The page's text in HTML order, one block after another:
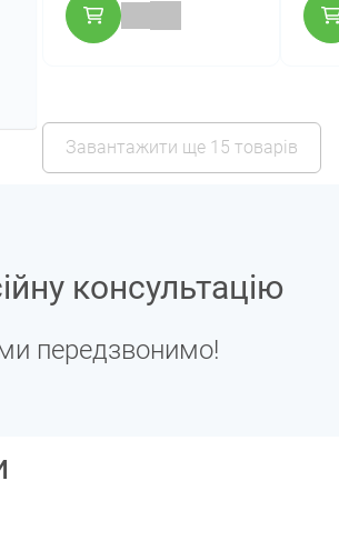
Завантажити ще 15 товарів
консультацію
передзвонимо!